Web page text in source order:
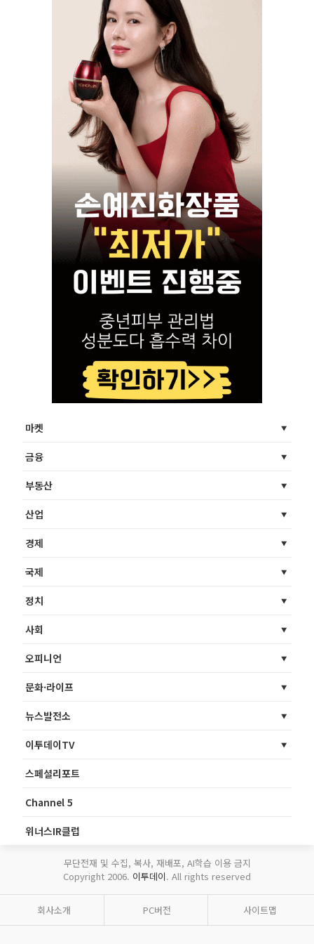
마켓
금융
부동산
산업
경제
국제
정치
사회
오피니언
문화·라이프
뉴스발전소
이투데이TV
스페셜리포트
Channel 5
위너스IR클럽
무단전재 및 수집, 복사, 재배포, AI학습 이용 금지
Copyright 2006. 이투데이. All rights reserved
회사소개 PC버전 사이트맵